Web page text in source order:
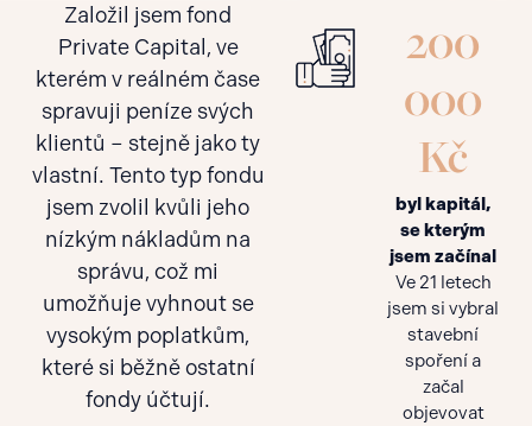
Založil jsem fond
Private Capital, ve
kterém v reálném čase
spravuji peníze svých
klientů – stejně jako ty
vlastní. Tento typ fondu
jsem zvolil kvůli jeho
nízkým nákladům na
správu, což mi
umožňuje vyhnout se
vysokým poplatkům,
které si běžně ostatní
fondy účtují.
200
000
Kč
byl kapitál,
se kterým
jsem začínal
Ve 21 letech
jsem si vybral
stavební
spoření a
začal
objevovat